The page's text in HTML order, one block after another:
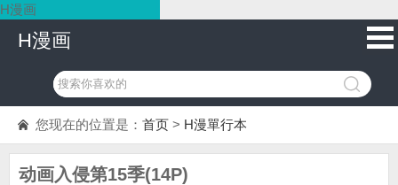
H漫画
H漫画
您现在的位置是： 首页 > H漫單行本
动画入侵第15季(14P)